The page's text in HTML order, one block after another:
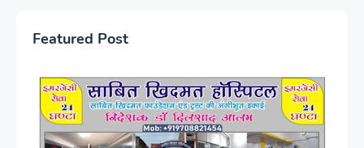
Featured Post